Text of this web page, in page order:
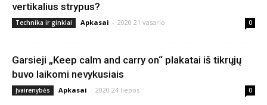
vertikalius strypus?
Technika ir ginklai Apkasai - 2020 21 vasario 0
Garsieji „Keep calm and carry on“ plakatai iš tikrųjų
buvo laikomi nevykusiais
Įvairenybės Apkasai - 2020 24 liepos 0